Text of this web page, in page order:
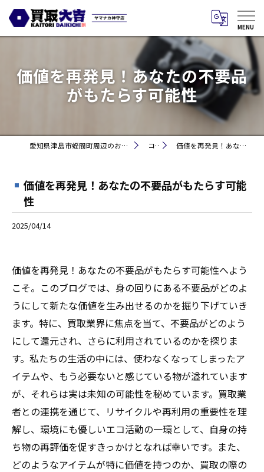
価値を再発見！あなたの不要品
がもたらす可能性
愛知県津島市蛭間町周辺のお買取りなら買取大吉 ヤマナカ神守店 コラム 価値を再発見！あなたの不要品がもたらす可能性
価値を再発見！あなたの不要品がもたらす可能
性
2025/04/14
価値を再発見！あなたの不要品がもたらす可能性へよう
こそ。このブログでは、身の回りにある不要品がどのよ
うにして新たな価値を生み出せるのかを掘り下げていき
ます。特に、買取業界に焦点を当て、不要品がどのよう
にして還元され、さらに利用されているのかを探りま
す。私たちの生活の中には、使わなくなってしまったア
イテムや、もう必要ないと感じている物が溢れています
が、それらは実は未知の可能性を秘めています。買取業
者との連携を通じて、リサイクルや再利用の重要性を理
解し、環境にも優しいエコ活動の一環として、自身の持
ち物の再評価を促すきっかけとなれば幸いです。また、
どのようなアイテムが特に価値を持つのか、買取の際の